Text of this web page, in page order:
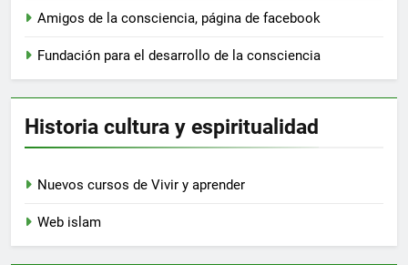
Amigos de la consciencia, página de facebook
Fundación para el desarrollo de la consciencia
Historia cultura y espiritualidad
Nuevos cursos de Vivir y aprender
Web islam